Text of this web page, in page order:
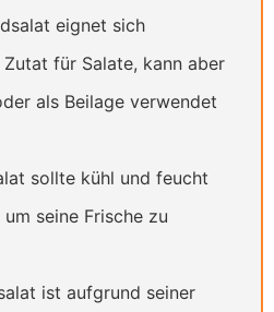
eignet sich
für Salate, kann aber
als Beilage verwendet
sollte kühl und feucht
seine Frische zu
ist aufgrund seiner